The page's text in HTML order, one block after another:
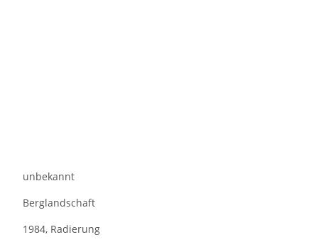
unbekannt
Berglandschaft
1984, Radierung